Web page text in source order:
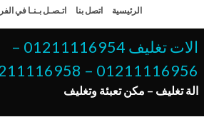
إلى
المحتوى
الرئيسية اتصل بنا اتـصـل بـنـا في
الات تغليف 01211116954 –
01211116956 – 01211116958
الة تغليف – مكن تعبئة وتغليف